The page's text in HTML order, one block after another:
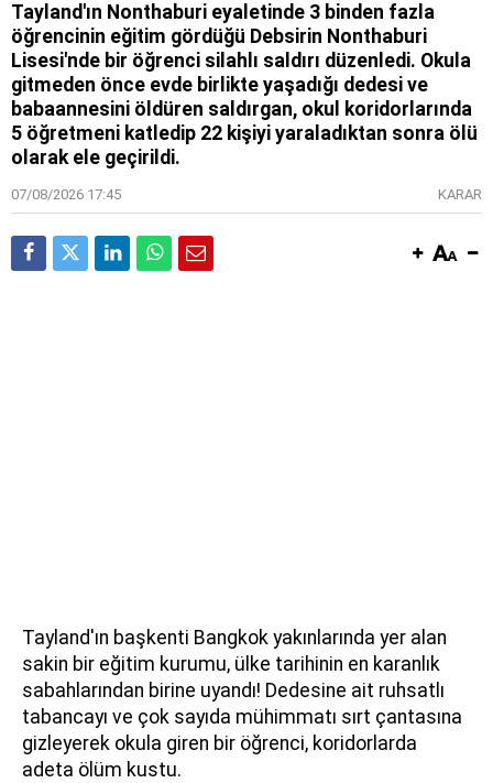
Tayland'ın Nonthaburi eyaletinde 3 binden fazla
öğrencinin eğitim gördüğü Debsirin Nonthaburi
Lisesi'nde bir öğrenci silahlı saldırı düzenledi. Okula
gitmeden önce evde birlikte yaşadığı dedesi ve
babaannesini öldüren saldırgan, okul koridorlarında
5 öğretmeni katledip 22 kişiyi yaraladıktan sonra ölü
olarak ele geçirildi.
07/08/2026 17:45 KARAR
Tayland'ın başkenti Bangkok yakınlarında yer alan
sakin bir eğitim kurumu, ülke tarihinin en karanlık
sabahlarından birine uyandı! Dedesine ait ruhsatlı
tabancayı ve çok sayıda mühimmatı sırt çantasına
gizleyerek okula giren bir öğrenci, koridorlarda
adeta ölüm kustu.